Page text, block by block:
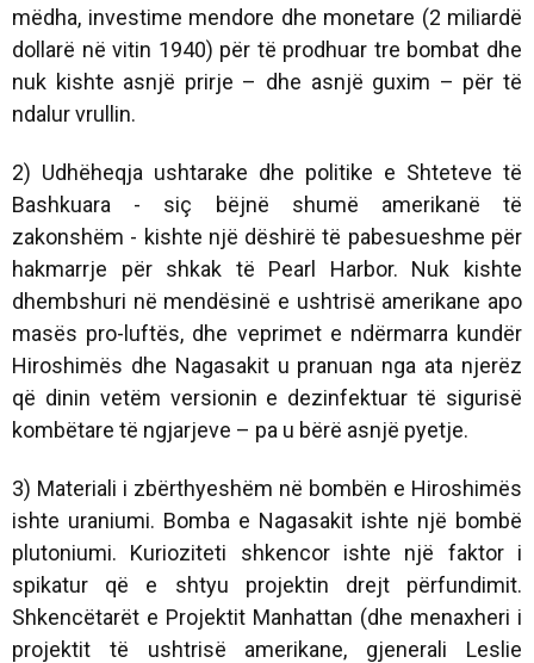
mëdha, investime mendore dhe monetare (2 miliardë
dollarë në vitin 1940) për të prodhuar tre bombat dhe
nuk kishte asnjë prirje – dhe asnjë guxim – për të
ndalur vrullin.
2) Udhëheqja ushtarake dhe politike e Shteteve të
Bashkuara - siç bëjnë shumë amerikanë të
zakonshëm - kishte një dëshirë të pabesueshme për
hakmarrje për shkak të Pearl Harbor. Nuk kishte
dhembshuri në mendësinë e ushtrisë amerikane apo
masës pro-luftës, dhe veprimet e ndërmarra kundër
Hiroshimës dhe Nagasakit u pranuan nga ata njerëz
që dinin vetëm versionin e dezinfektuar të sigurisë
kombëtare të ngjarjeve – pa u bërë asnjë pyetje.
3) Materiali i zbërthyeshëm në bombën e Hiroshimës
ishte uraniumi. Bomba e Nagasakit ishte një bombë
plutoniumi. Kurioziteti shkencor ishte një faktor i
spikatur që e shtyu projektin drejt përfundimit.
Shkencëtarët e Projektit Manhattan (dhe menaxheri i
projektit të ushtrisë amerikane, gjenerali Leslie